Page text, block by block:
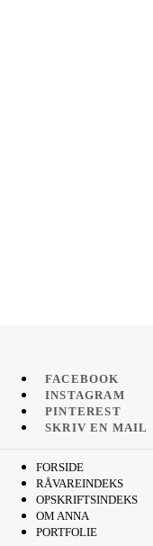
FACEBOOK
INSTAGRAM
PINTEREST
SKRIV EN MAIL
FORSIDE
RÅVAREINDEKS
OPSKRIFTSINDEKS
OM ANNA
PORTFOLIE